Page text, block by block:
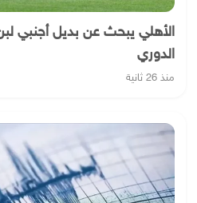
الأهلي يبحث عن بديل أجنبي
الدوري
منذ 26 ثانية